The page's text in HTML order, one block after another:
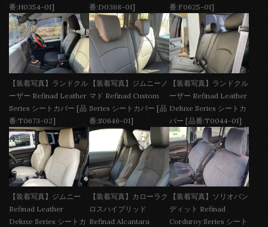
番:H0354-01]
番:D0368-01]
番:F0625-01]
【装着写真】ランドクル
ーザー Refinad Leather
Series シートカバー [品
番:T0673-02]
【装着写真】ジムニーノ
マド Refinad Custom
Series シートカバー [品
番:S0646-01]
【装着写真】ランドクル
ーザー Refinad Leather
Deluxe Series シートカ
バー [品番:T0044-01]
【装着写真】ジムニー
Refinad Leather
Deluxe Series シートカ
【装着写真】カローラク
ロスハイブリッド
Refinad Alcantara
【装着写真】ソリオバン
ディット Refinad
Corduroy Series シート